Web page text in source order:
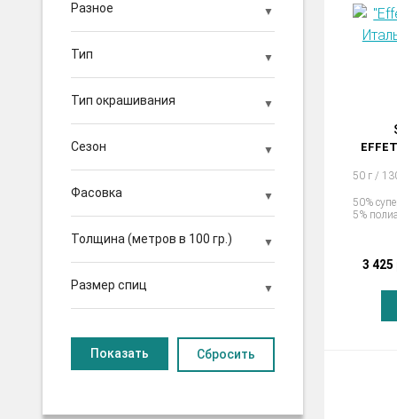
Разное
Тип
Тип окрашивания
Сезон
Фасовка
Толщина (метров в 100 гр.)
Размер спиц
Сбросить
50 г /
50%
5%
3 425